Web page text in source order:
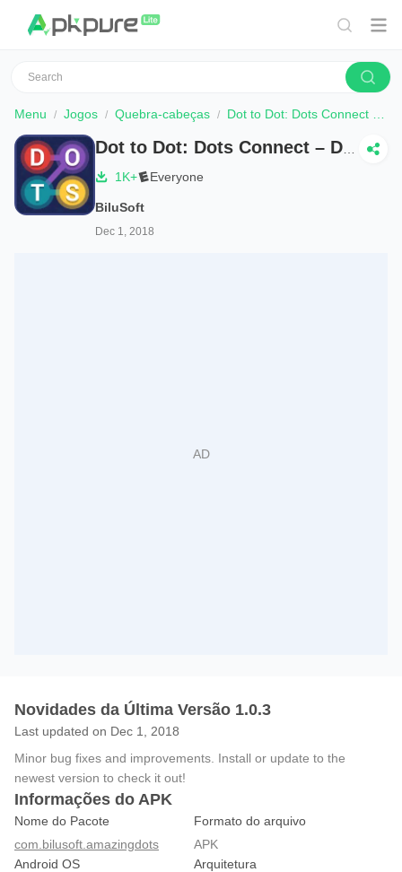
Menu Jogos Quebra-cabeças Dot to Dot: Dots Connect – Dots Link – Dots Match
1K+
Everyone
BiluSoft
Dec 1, 2018
Novidades da Última Versão 1.0.3
Last updated on Dec 1, 2018
Minor bug fixes and improvements. Install or update to the
newest version to check it out!
Informações do APK
Nome do Pacote
com.bilusoft.amazingdots
Formato do arquivo
APK
Android OS
Arquitetura